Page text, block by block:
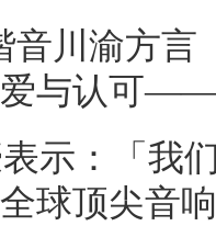
音川渝方
与认可
示：「我
球顶尖音